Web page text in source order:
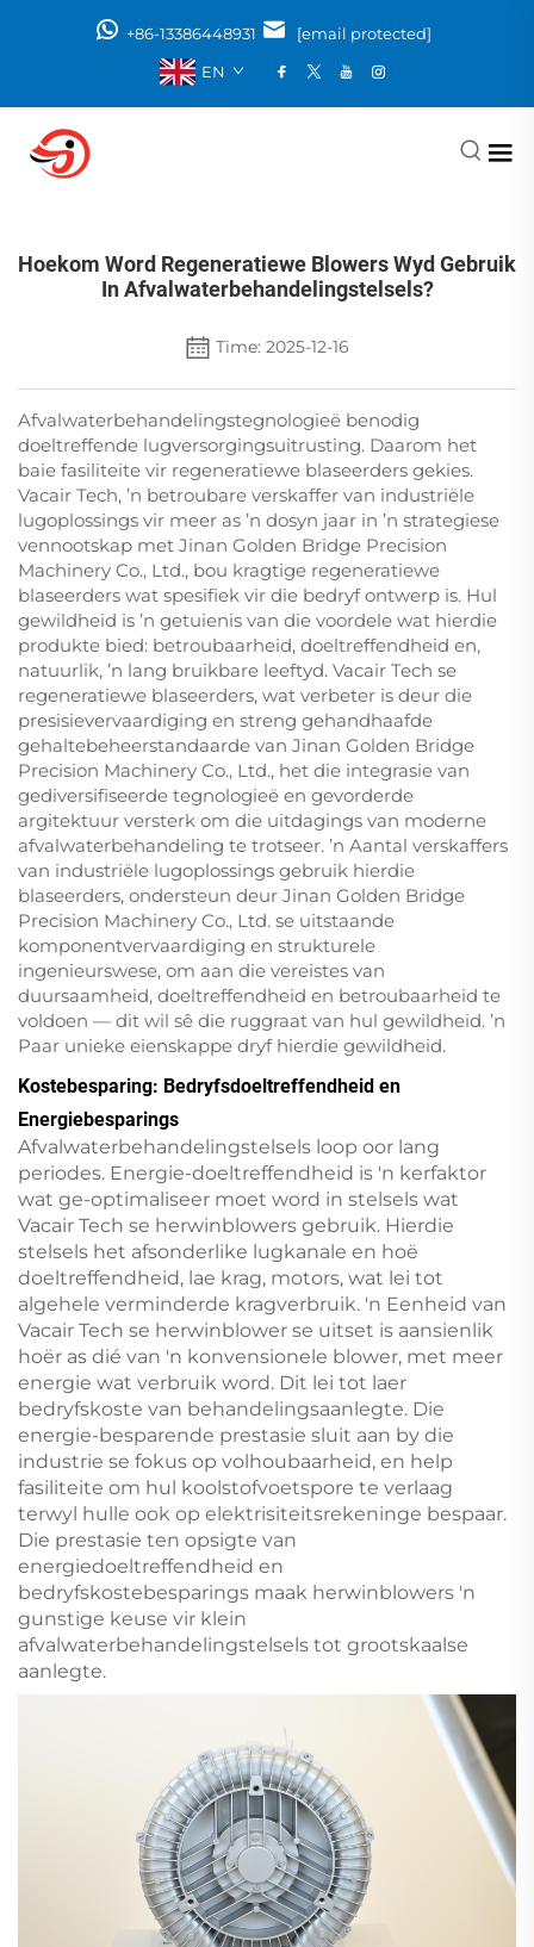
+86-13386448931
[email protected]
EN
Hoekom Word Regeneratiewe Blowers Wyd Gebruik
In Afvalwaterbehandelingstelsels?
Time: 2025-12-16
Afvalwaterbehandelingstegnologieë benodig
doeltreffende lugversorgingsuitrusting. Daarom het
baie fasiliteite vir regeneratiewe blaseerders gekies.
Vacair Tech, ’n betroubare verskaffer van industriële
lugoplossings vir meer as ’n dosyn jaar in ’n strategiese
vennootskap met Jinan Golden Bridge Precision
Machinery Co., Ltd., bou kragtige regeneratiewe
blaseerders wat spesifiek vir die bedryf ontwerp is. Hul
gewildheid is ’n getuienis van die voordele wat hierdie
produkte bied: betroubaarheid, doeltreffendheid en,
natuurlik, ’n lang bruikbare leeftyd. Vacair Tech se
regeneratiewe blaseerders, wat verbeter is deur die
presisievervaardiging en streng gehandhaafde
gehaltebeheerstandaarde van Jinan Golden Bridge
Precision Machinery Co., Ltd., het die integrasie van
gediversifiseerde tegnologieë en gevorderde
argitektuur versterk om die uitdagings van moderne
afvalwaterbehandeling te trotseer. ’n Aantal verskaffers
van industriële lugoplossings gebruik hierdie
blaseerders, ondersteun deur Jinan Golden Bridge
Precision Machinery Co., Ltd. se uitstaande
komponentvervaardiging en strukturele
ingenieurswese, om aan die vereistes van
duursaamheid, doeltreffendheid en betroubaarheid te
voldoen — dit wil sê die ruggraat van hul gewildheid. ’n
Paar unieke eienskappe dryf hierdie gewildheid.
Kostebesparing: Bedryfsdoeltreffendheid en
Energiebesparings
Afvalwaterbehandelingstelsels loop oor lang
periodes. Energie-doeltreffendheid is 'n kerfaktor
wat ge-optimaliseer moet word in stelsels wat
Vacair Tech se herwinblowers gebruik. Hierdie
stelsels het afsonderlike lugkanale en hoë
doeltreffendheid, lae krag, motors, wat lei tot
algehele verminderde kragverbruik. 'n Eenheid van
Vacair Tech se herwinblower se uitset is aansienlik
hoër as dié van 'n konvensionele blower, met meer
energie wat verbruik word. Dit lei tot laer
bedryfskoste van behandelingsaanlegte. Die
energie-besparende prestasie sluit aan by die
industrie se fokus op volhoubaarheid, en help
fasiliteite om hul koolstofvoetspore te verlaag
terwyl hulle ook op elektrisiteitsrekeninge bespaar.
Die prestasie ten opsigte van
energiedoeltreffendheid en
bedryfskostebesparings maak herwinblowers 'n
gunstige keuse vir klein
afvalwaterbehandelingstelsels tot grootskaalse
aanlegte.